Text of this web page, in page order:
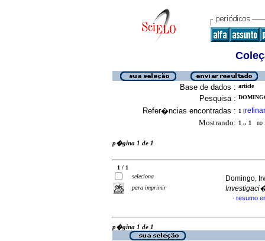
Base de dados : article
Pesquisa :
Refer�ncias encontradas : 1 [refinar
Mostrando: 1 .. 1 no
p�gina 1 de 1
1 / 1
seleciona
para imprimir
Domingo,
· resumo
p�gina 1 de 1